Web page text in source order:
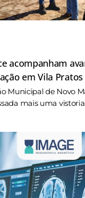
acompanham
em Vila Pratos
Municipal de Novo
mais uma vistoria